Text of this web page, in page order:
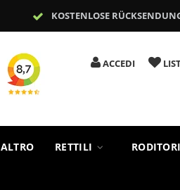
KOSTENLOSE
ACCEDI
ALTRO RETTILI